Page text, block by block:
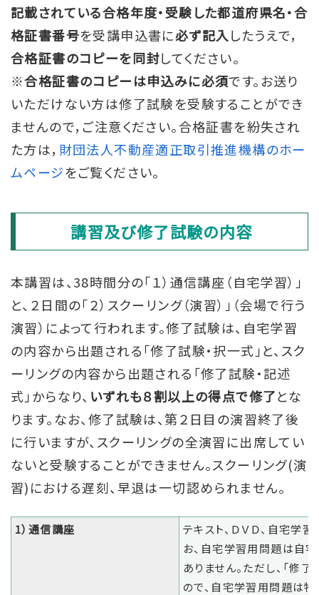
記載されている合格年度・受験した都道府県名・合
格証書番号を受講申込書に必ず記入したうえで，
合格証書のコピーを同封してください。
※合格証書のコピーは申込みに必須です。お送り
いただけない方は修了試験を受験することができ
ませんので，ご注意ください。合格証書を紛失され
た方は， 財団法人不動産適正取引推進機構のホー
ムページをご覧ください。
講習及び修了試験の内容
本講習は、38時間分の「１）通信講座（自宅学習）」
と、２日間の「２）スクーリング（演習）」（会場で行う
演習）によって行われます。修了試験は、自宅学習
の内容から出題される「修了試験・択一式」と、スク
ーリングの内容から出題される「修了試験・記述
式」からなり、 いずれも８割以上の得点で修了とな
ります。なお、修了試験は、第２日目の演習終了後
に行いますが、スクーリングの全演習に出席してい
ないと受験することができません。スクーリング(演
習)における遅刻、早退は一切認められません。
1）通信講座
テキスト、ＤＶＤ、自宅学
お、自宅学習用問題は自
ありません。ただし、「修
ので、自宅学習用問題は特